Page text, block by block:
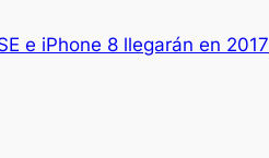
e iPhone 8 llegarán en 2017